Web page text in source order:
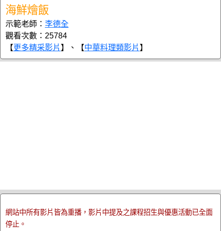
海鮮燴飯
示範老師： 李德全
觀看次數：25784
【更多精采影片 】、【中華料理類影片 】
網站中所有影片皆為重播，影片中提及之課程招生與優惠活動已全面
停止。